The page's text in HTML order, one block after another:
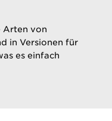
Arten von
in Versionen für
es einfach